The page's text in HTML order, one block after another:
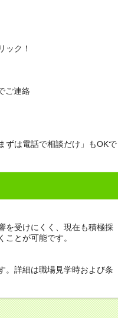
ック！
ご連絡
ずは電話で相談だけ」もOKで
を受けにくく、現在も積極採
とが可能です。
。詳細は職場見学時および条